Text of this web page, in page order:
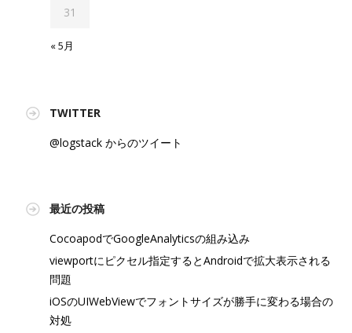
« 5月
31
TWITTER
@logstack からのツイート
最近の投稿
CocoapodでGoogleAnalyticsの組み込み
viewportにピクセル指定するとAndroidで拡大表示される
問題
iOSのUIWebViewでフォントサイズが勝手に変わる場合の
対処